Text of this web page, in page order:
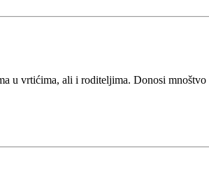
u vrtićima, ali i roditeljima. Donosi